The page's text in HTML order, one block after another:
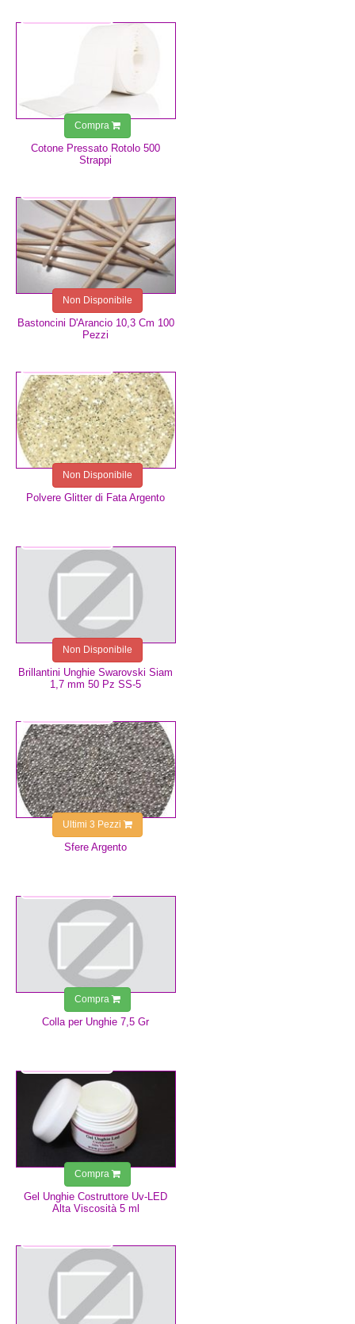
Cotone Pressato Rotolo 500
Strappi
Compra
Bastoncini D'Arancio 10,3 Cm 100
Pezzi
Non Disponibile
Polvere Glitter di Fata Argento
Non Disponibile
Brillantini Unghie Swarovski Siam
1,7 mm 50 Pz SS-5
Non Disponibile
Sfere Argento
Ultimi 3 Pezzi
Colla per Unghie 7,5 Gr
Compra
Gel Unghie Costruttore Uv-LED
Alta Viscosità 5 ml
Compra